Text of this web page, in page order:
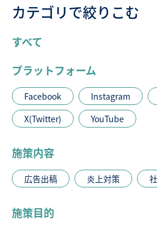
カテゴリで絞りこむ
すべて
プラットフォーム
Facebook Instagram
X(Twitter)
YouTube
施策内容
広告出稿 炎上対策
施策目的